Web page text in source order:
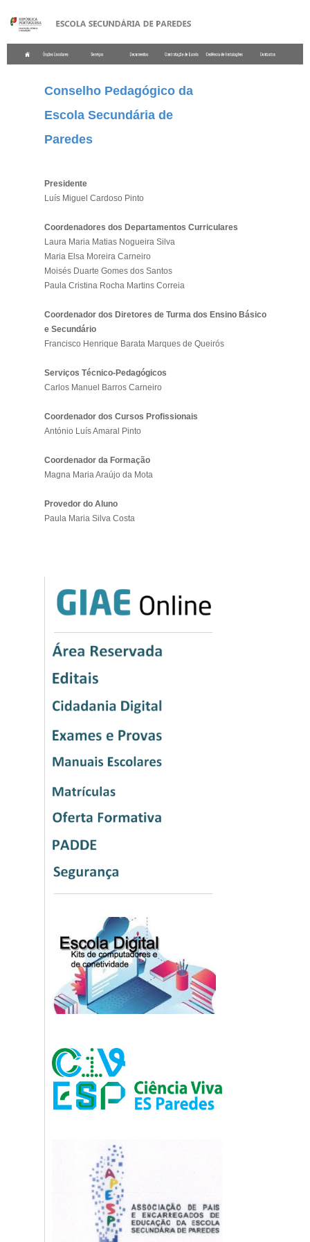
Conselho Pedagógico da
Escola Secundária de
Paredes
Presidente
Luís Miguel Cardoso Pinto
Coordenadores dos Departamentos Curriculares
Laura Maria Matias Nogueira Silva
Maria Elsa Moreira Carneiro
Moisés Duarte Gomes dos Santos
Paula Cristina Rocha Martins Correia
Coordenador dos Diretores de Turma dos Ensino Básico
e Secundário
Francisco Henrique Barata Marques de Queirós
Serviços Técnico-Pedagógicos
Carlos Manuel Barros Carneiro
Coordenador dos Cursos Profissionais
António Luís Amaral Pinto
Coordenador da Formação
Magna Maria Araújo da Mota
Provedor do Aluno
Paula Maria Silva Costa